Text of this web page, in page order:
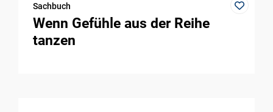
Sachbuch
Wenn Gefühle aus der Reihe
tanzen